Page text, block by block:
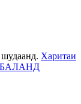
Харитаи
БАЛАНД